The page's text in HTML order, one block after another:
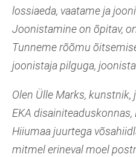
lossiaeda, vaatame ja
Joonistamine on õpitav,
Tunneme rõõmu
joonistaja pilguga,
Olen Ülle Marks,
EKA
Hiiumaa juurtega
mitmel erineval moel